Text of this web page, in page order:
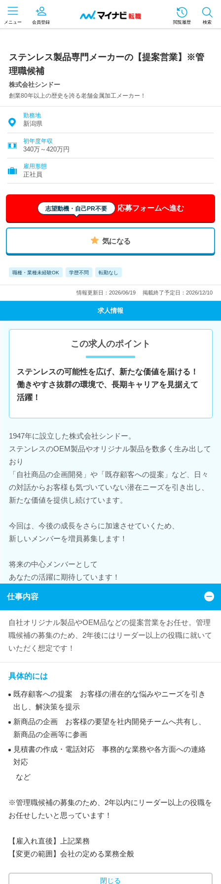
メニュー 会員登録 閲覧履歴 検索
ステンレス製品専門メーカーの【提案営業】※管
理職候補
株式会社シンドー
創業80年以上の歴史を誇る老舗金属加工メーカー！
勤務地
新潟県
初年度年収
340万～420万円
雇用形態
正社員
志望動機・自己PR不要 応募フォームへ進む
気になる
職種・業種未経験OK 学歴不問 転勤なし
情報更新日：2026/06/19 掲載終了予定日：2026/12/10
求人情報
この求人のポイント
ステンレスの可能性を広げ、新たな価値を届ける！
働きやすさ抜群の環境で、長期キャリアを見据えて
活躍！
1947年に設立した株式会社シンドー。
ステンレスのOEM製品やオリジナル製品を数多く生み出して
おり
「自社商品の企画開発」や「既存顧客への提案」など、日々
の対話からお客様も気づいていない潜在ニーズを引き出し、
新たな価値を提供し続けています。
今回は、今後の成長をさらに加速させていくため、
新しいメンバーを増員募集します！
将来の中心メンバーとして
あなたの活躍に期待しています！
仕事内容
自社オリジナル製品やOEM品などの提案営業をお任せ。管理
職候補の募集のため、2年後にはリーダー以上の役職に就いて
いただく想定です！
具体的には
既存顧客への提案 お客様の潜在的な悩みやニーズを引き
出し、解決策を提示
新商品の企画 お客様の要望を社内開発チームへ共有し、
新商品の企画等に参画
見積書の作成・電話対応 事務的な業務や各方面への連絡
対応
など
※管理職候補の募集のため、2年以内にリーダー以上の役職を
お任せしたいと思っています！
【雇入れ直後】上記業務
【変更の範囲】会社の定める業務全般
閉じる